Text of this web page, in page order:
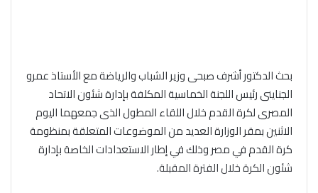
بحث الدكتور أشرف صبحى وزير الشباب والرياضة مع الأستاذ عمرو
الجناينى رئيس اللجنة الخماسية المكلفة بإدارة شئون الاتحاد
المصرى لكرة القدم خلال اللقاء المطول الذى جمعهما اليوم
الاثنين بمقر الوزارة العديد من الموضوعات المتعلقة بمنظومة
كرة القدم في مصر وذلك في إطار الاستعدادات الخاصة بإدارة
شئون الكرة خلال الفترة المقبلة.